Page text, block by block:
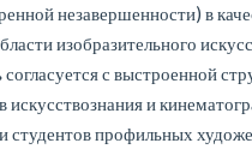
незавершенности) в
изобразительного
согласуется с выстроенной
искусствознания и
студентов профильных